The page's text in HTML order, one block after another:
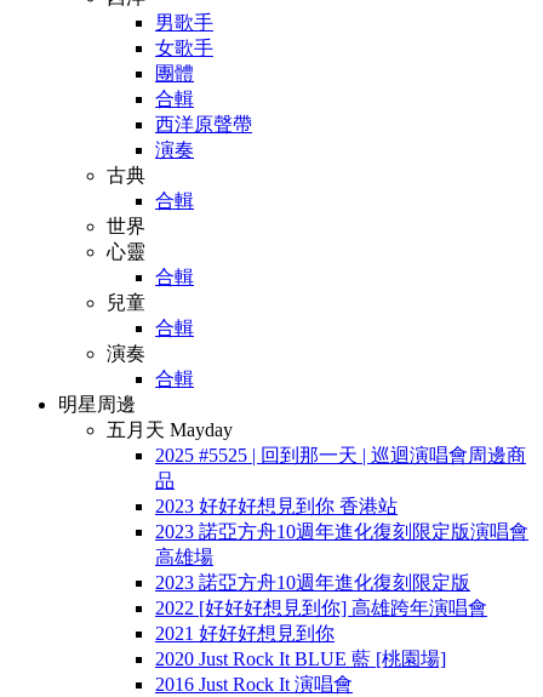
男歌手
女歌手
團體
合輯
西洋原聲帶
演奏
古典
合輯
世界
心靈
合輯
兒童
合輯
演奏
合輯
明星周邊
五月天 Mayday
2025 #5525 | 回到那一天 | 巡迴演唱會周邊商
品
2023 好好好想見到你 香港站
2023 諾亞方舟10週年進化復刻限定版演唱會
高雄場
2023 諾亞方舟10週年進化復刻限定版
2022 [好好好想見到你] 高雄跨年演唱會
2021 好好好想見到你
2020 Just Rock It BLUE 藍 [桃園場]
2016 Just Rock It 演唱會